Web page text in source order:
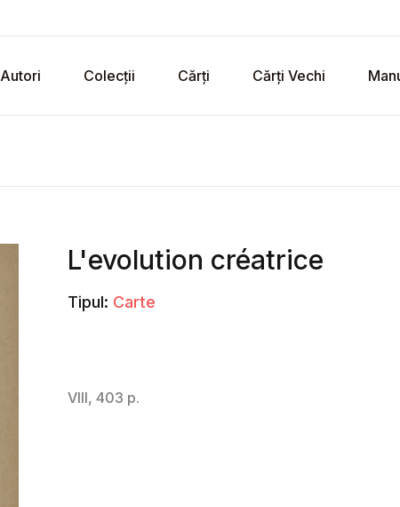
Autori Colecții Cărți Cărți Vechi
L'evolution créatrice
Tipul: Carte